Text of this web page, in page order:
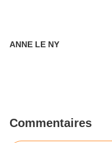
ANNE LE NY
Commentaires